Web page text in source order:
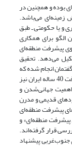
بوده و همچنین در
می‌باشد.
و یا حکومتی ـ طبق
الگو برای همکاری
پیشرفت منطقه‌ای
می‌دهد. تحقیق
انجام شده که
از طریق آن دسترسی به اهداف چشم‌انداز پیشرفت 40 ساله ایران نیز
جهانی‌شدن و
قدیمی و مدرن
پیشرفت منطقه‌ای
پیشرفت منطقه‌ای» و
قرار گرفته‌اند.
جنوب‌غربی پیشنهاد